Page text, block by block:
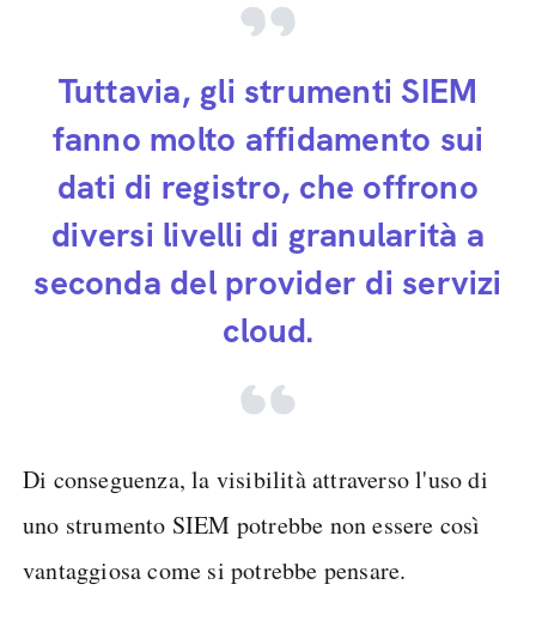
Tuttavia, gli strumenti SIEM
fanno molto affidamento sui
dati di registro, che offrono
diversi livelli di granularità a
seconda del provider di servizi
cloud.
Di conseguenza, la visibilità attraverso l'uso di
uno strumento SIEM potrebbe non essere così
vantaggiosa come si potrebbe pensare.